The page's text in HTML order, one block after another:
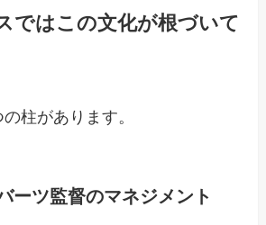
ではこの文化が根づいて
柱があります。
ーツ監督のマネジメント